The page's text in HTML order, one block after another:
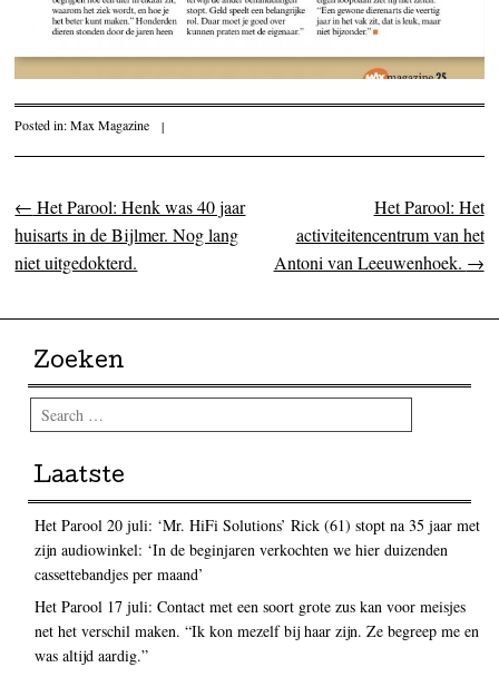
Posted in:Max Magazine |
Post navigation
← Het Parool: Henk was 40 jaar
huisarts in de Bijlmer. Nog lang
niet uitgedokterd.
Het Parool: Het
activiteitencentrum van het
Antoni van Leeuwenhoek. →
Zoeken
Search
Laatste
Het Parool 20 juli: ‘Mr. HiFi Solutions’ Rick (61) stopt na 35 jaar met
zijn audiowinkel: ‘In de beginjaren verkochten we hier duizenden
cassettebandjes per maand’
Het Parool 17 juli: Contact met een soort grote zus kan voor meisjes
net het verschil maken. “Ik kon mezelf bij haar zijn. Ze begreep me en
was altijd aardig.”